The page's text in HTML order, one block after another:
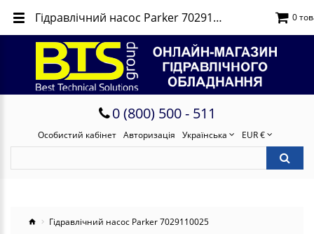
0 (800) 500 - 511
Особистий кабінет Авторизація Українська EUR €
0
Гідравлічний насос Parker 7029110025
Гідравлічний насос Parker 7029110025